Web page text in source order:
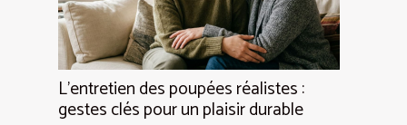
L’entretien des poupées réalistes :
gestes clés pour un plaisir durable